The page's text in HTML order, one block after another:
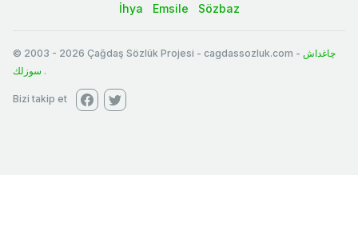
İhya Emsile Sözbaz
© 2003 - 2026 Çağdaş Sözlük Projesi - cagdassozluk.com - چاغداش
سوزلك .
Bizi takip et